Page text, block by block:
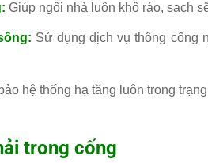
Giúp ngôi nhà luôn khô ráo, sạch
Sử dụng dịch vụ thông cống
hệ thống hạ tầng luôn trong
trong cống